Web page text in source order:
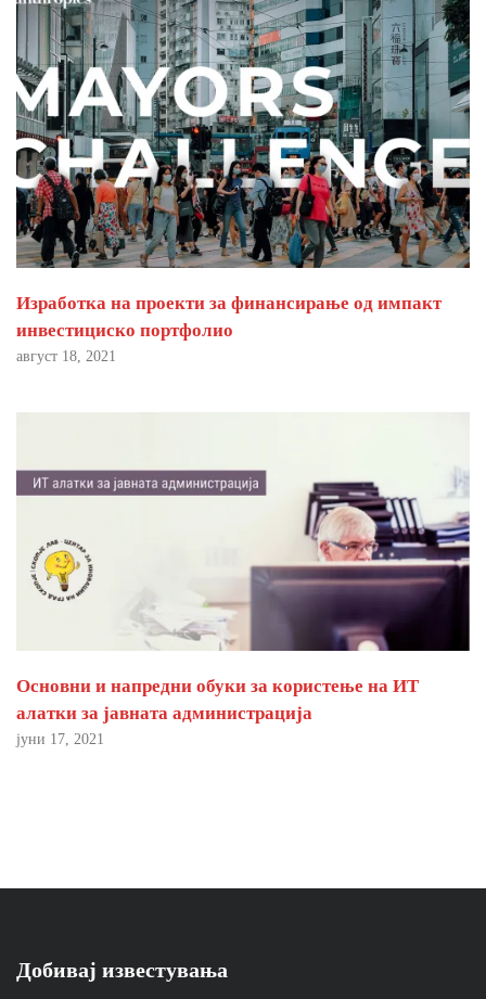
Изработка на проекти за финансирање од импакт
инвестициско портфолио
август 18, 2021
Основни и напредни обуки за користење на ИТ
алатки за јавната администрација
јуни 17, 2021
Добивај известувања